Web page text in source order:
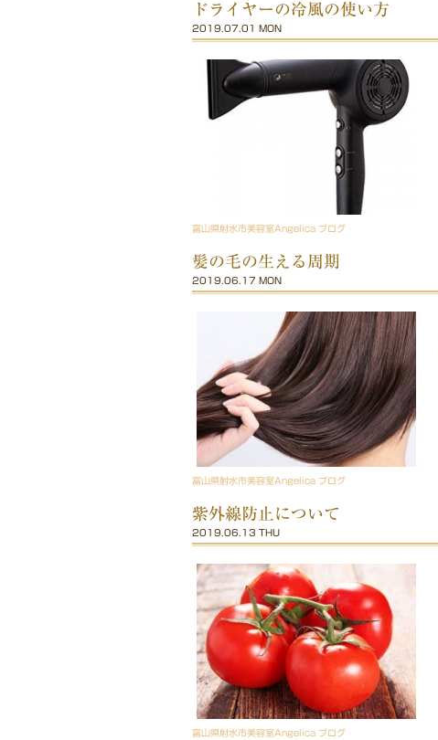
ドライヤーの冷風の使い方
2019.07.01 MON
富山県射水市美容室Angelica ブログ
髪の毛の生える周期
2019.06.17 MON
富山県射水市美容室Angelica ブログ
紫外線防止について
2019.06.13 THU
富山県射水市美容室Angelica ブログ